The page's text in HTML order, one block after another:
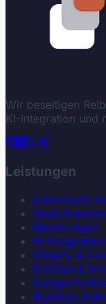
Wir beseitigen
KI-Integration und
Leistungen
Individuelle
SaaS-
Mobile Apps
KI-Integration
Shopify &
DevOps &
Design-
Business